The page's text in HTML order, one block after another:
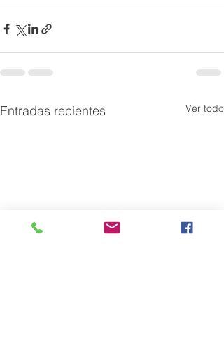
Entradas recientes Ver todo